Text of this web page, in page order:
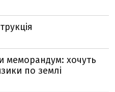
меморандум: хочуть
по землі